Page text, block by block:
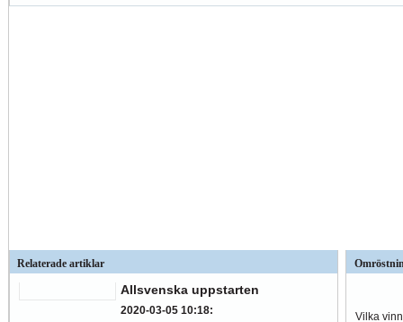
Relaterade artiklar
Allsvenska uppstarten
2020-03-05 10:18:
Vilka